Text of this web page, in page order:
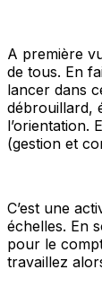
A première
de tous. En
lancer dans
débrouillard,
l’orientation.
(gestion et
C’est une
échelles. En
pour le
travaillez